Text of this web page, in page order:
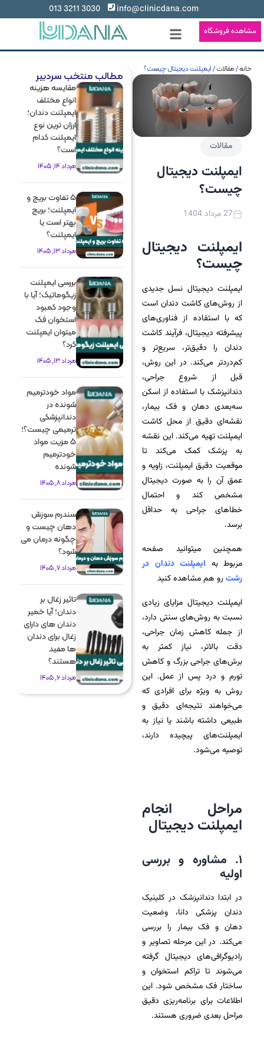
info@clinicdana.com
3030 3211 013
مشاهده فروشگاه
خانه/مقالات/ ایمپلنت دیجیتال چیست؟
مقالات
ایمپلنت دیجیتال
چیست؟
27 مرداد 1404
ایمپلنت دیجیتال
چیست؟
ایمپلنت دیجیتال نسل جدیدی
از روش‌های کاشت دندان است
که با استفاده از فناوری‌های
پیشرفته دیجیتال، فرآیند کاشت
دندان را دقیق‌تر، سریع‌تر و
کم‌دردتر می‌کند. در این روش،
قبل از شروع جراحی،
دندانپزشک با استفاده از اسکن
سه‌بعدی دهان و فک بیمار،
نقشه‌ای دقیق از محل کاشت
ایمپلنت تهیه می‌کند. این نقشه
به پزشک کمک می‌کند تا
موقعیت دقیق ایمپلنت، زاویه و
عمق آن را به صورت دیجیتال
مشخص کند و احتمال
خطاهای جراحی به حداقل
برسد.
همچنین میتوانید صفحه
مربوط به ایمپلنت دندان در
رشت رو هم مشاهده کنید
ایمپلنت دیجیتال مزایای زیادی
نسبت به روش‌های سنتی دارد،
از جمله کاهش زمان جراحی،
دقت بالاتر، نیاز کمتر به
برش‌های جراحی بزرگ و کاهش
تورم و درد پس از عمل. این
روش به ویژه برای افرادی که
می‌خواهند نتیجه‌ای دقیق و
طبیعی داشته باشند یا نیاز به
ایمپلنت‌های پیچیده دارند،
توصیه می‌شود.
مراحل انجام
ایمپلنت دیجیتال
۱. مشاوره و بررسی
اولیه
در ابتدا دندانپزشک در کلینیک
دندان پزشکی دانا، وضعیت
دهان و فک بیمار را بررسی
می‌کند. در این مرحله تصاویر و
رادیوگرافی‌های دیجیتال گرفته
می‌شوند تا تراکم استخوان و
ساختار فک مشخص شود. این
اطلاعات برای برنامه‌ریزی دقیق
مراحل بعدی ضروری هستند.
مطالب منتخب سردبیر
مقایسه هزینه
انواع مختلف
ایمپلنت دندان؛
ارزان ترین نوع
ایمپلنت کدام
است؟
مرداد 14, 1405
5 تفاوت بریج و
ایمپلنت؛ بریج
بهتر است یا
ایمپلنت؟
مرداد 13, 1405
بررسی ایمپلنت
زیگوماتیک؛ آیا با
وجود کمبود
استخوان فک
میتوان ایمپلنت
کرد؟
مرداد 13, 1405
مواد خودترمیم
شونده در
دندانپزشکی
ترمیمی چیست؟؛
5 مزیت مواد
خودترمیم
شونده
مرداد 8, 1405
سندرم سوزش
دهان چیست و
چگونه درمان می
شود؟
مرداد 7, 1405
تاثیر زغال بر
دندان؛ آیا خمیر
دندان های دارای
زغال برای دندان
ها مفید
هستند؟
مرداد 6, 1405